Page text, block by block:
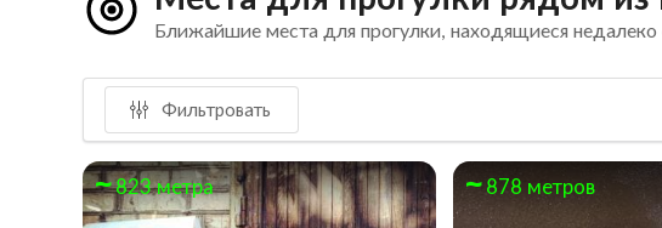
Ближайшие места для прогулки, находящиеся
Фильтровать
823 метра 878 метров